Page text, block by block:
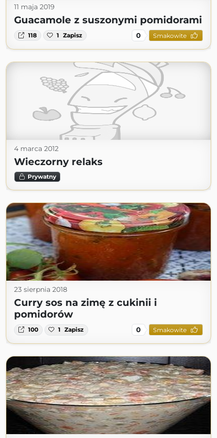
11 maja 2019
Guacamole z suszonymi pomidorami
118 1 Zapisz 0 Smakowite
4 marca 2012
Wieczorny relaks
Prywatny
23 sierpnia 2018
Curry sos na zimę z cukinii i
pomidorów
100 1 Zapisz 0 Smakowite